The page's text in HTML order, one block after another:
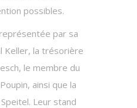
possibles.
par sa
Keller, la trésorière
le membre du
ainsi que la
Leur stand